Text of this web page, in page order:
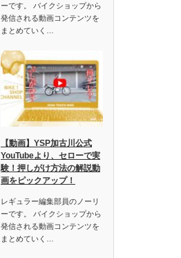
ーです。 バイクショップから
発信される動画コンテンツを
まとめていく…
【動画】YSP加古川公式
YouTubeより、セローで実
験！押しがけ方法の解説動
画をピックアップ！
レギュラー編集部員のノーリ
ーです。 バイクショップから
発信される動画コンテンツを
まとめていく…